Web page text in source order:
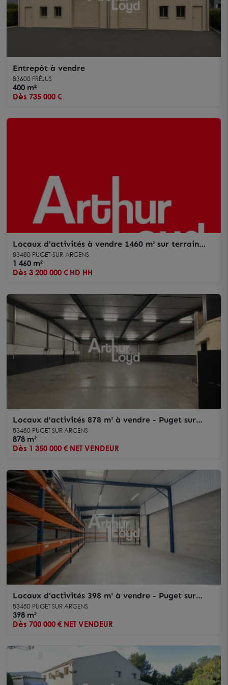
Entrepôt à vendre
83600 FRÉJUS
400 m²
Dès 735 000 €
Locaux d'activités à vendre 1460 m² sur terrain
2900 m² - Puget sur Argens
83480 PUGET-SUR-ARGENS
1 460 m²
Dès 3 200 000 € HD HH
Locaux d'activités 878 m² à vendre - Puget sur
Argens
83480 PUGET SUR ARGENS
878 m²
Dès 1 350 000 € NET VENDEUR
Locaux d'activités 398 m² à vendre - Puget sur
Argens
83480 PUGET SUR ARGENS
398 m²
Dès 700 000 € NET VENDEUR